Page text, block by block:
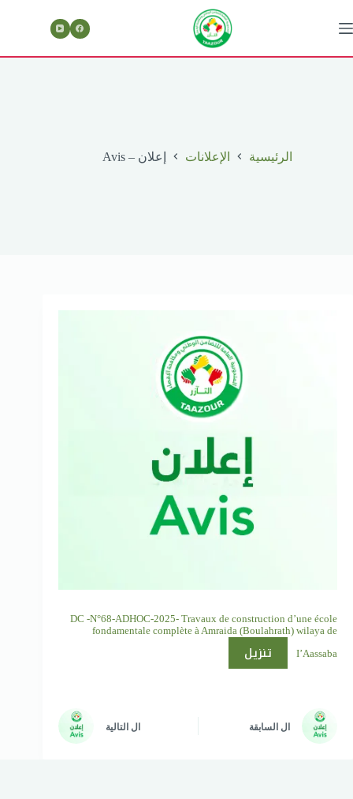
إلى
المحتوى
الرئيسية الإعلانات إعلان – Avis
DC -N°68-ADHOC-2025- Travaux de construction d’une école
fondamentale complète à Amraida (Boulahrath) wilaya de
I’Aassaba تنزيل
ال السابقة ال التالية